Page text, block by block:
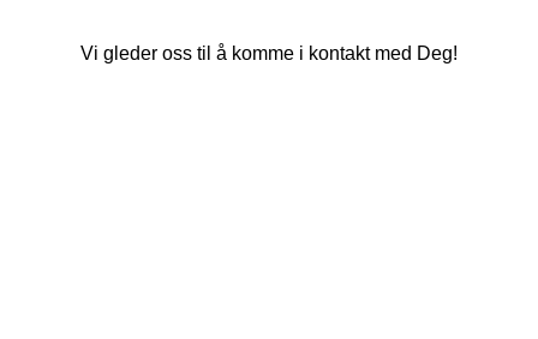
Vi gleder oss til å komme i kontakt med Deg!